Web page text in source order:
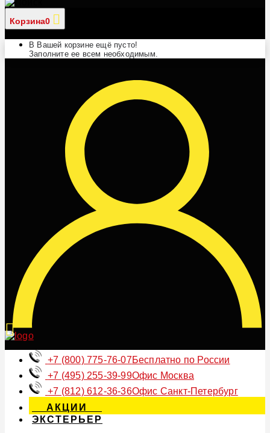
Корзина0
В Вашей корзине ещё пусто!
Заполните ее всем необходимым.
+7 (800) 775-76-07Бесплатно по России
+7 (495) 255-39-99Офис Москва
+7 (812) 612-36-36Офис Санкт-Петербург
АКЦИИ
ЭКСТЕРЬЕР